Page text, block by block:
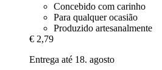
Concebido com carinho
Para qualquer ocasião
Produzido artesanalmente
€ 2,79
Entrega até 18. agosto